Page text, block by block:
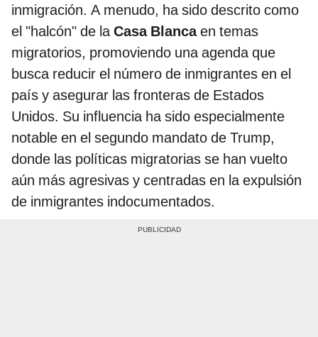
inmigración. A menudo, ha sido descrito como
el "halcón" de laCasa Blancaen temas
migratorios, promoviendo una agenda que
busca reducir el número de inmigrantes en el
país y asegurar las fronteras de Estados
Unidos. Su influencia ha sido especialmente
notable en el segundo mandato de Trump,
donde las políticas migratorias se han vuelto
aún más agresivas y centradas en la expulsión
de inmigrantes indocumentados.